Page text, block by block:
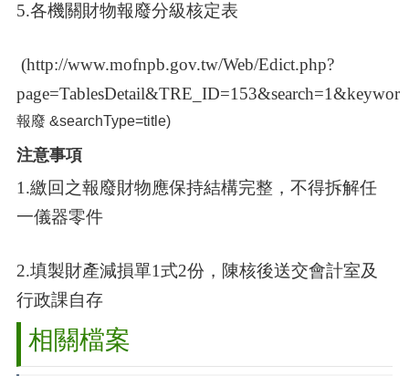
5.各機關財物報廢分級核定表
(http://www.mofnpb.gov.tw/Web/Edict.php?
報廢 &searchType=title)
注意事項
1.繳回之報廢財物應保持結構完整，不得拆解任
一儀器零件
2.填製財產減損單1式2份，陳核後送交會計室及
行政課自存
相關檔案